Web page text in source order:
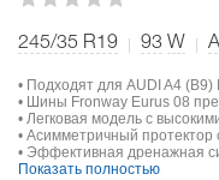
245/35 R19 93 W
• Подходят для AUDI A4 (B9)
• Шины Fronway Eurus 08
• Легковая модель с
• Асимметричный
• Эффективная дренажная
Показать полностью